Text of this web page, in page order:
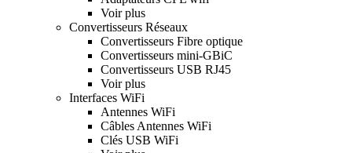
Voir plus
Convertisseurs Réseaux
Convertisseurs Fibre optique
Convertisseurs mini-GBiC
Convertisseurs USB RJ45
Voir plus
Interfaces WiFi
Antennes WiFi
Câbles Antennes WiFi
Clés USB WiFi